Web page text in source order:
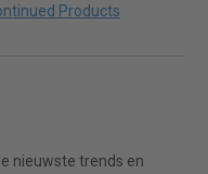
Products
nieuwste trends en